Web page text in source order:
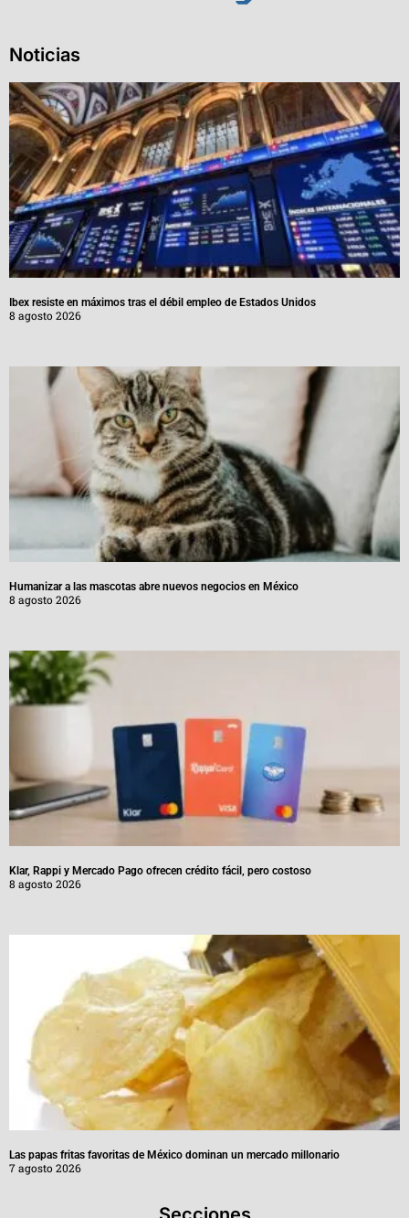
Noticias
Ibex resiste en máximos tras el débil empleo de Estados Unidos
8 agosto 2026
Humanizar a las mascotas abre nuevos negocios en México
8 agosto 2026
Klar, Rappi y Mercado Pago ofrecen crédito fácil, pero costoso
8 agosto 2026
Las papas fritas favoritas de México dominan un mercado millonario
7 agosto 2026